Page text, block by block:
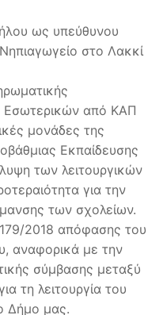
ως υπεύθυνου
στο Λακκί
Εσωτερικών από ΚΑΠ
μονάδες της
Εκπαίδευσης
των λειτουργικών
για την
των σχολείων.
2018 απόφασης του
αναφορικά με την
σύμβασης μεταξύ
τη λειτουργία του
Δήμο μας.